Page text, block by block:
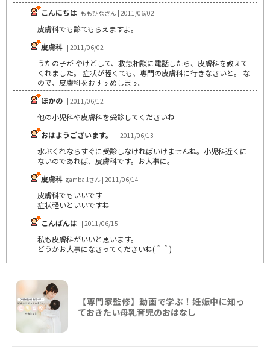
こんにちは ももひなさん | 2011/06/02
皮膚科でも診てもらえますよ。
皮膚科 | 2011/06/02
うたの子が やけどして、救急相談に電話したら、皮膚科を教えて
くれました。 症状が軽くても、専門の皮膚科に行きなさいと。 な
ので、皮膚科をおすすめします。
ほかの | 2011/06/12
他の小児科や皮膚科を受診してくださいね
おはようございます。
| 2011/06/13
水ぶくれならすぐに受診しなければいけませんね。小児科近くに
ないのであれば、皮膚科です。お大事に。
皮膚科 gamballさん | 2011/06/14
皮膚科でもいいです
症状軽いといいですね
こんばんは | 2011/06/15
私も皮膚科がいいと思います。
どうかお大事になさってくださいね(＾＾)
【専門家監修】動画で学ぶ！妊娠中に知っ
ておきたい母乳育児のおはなし